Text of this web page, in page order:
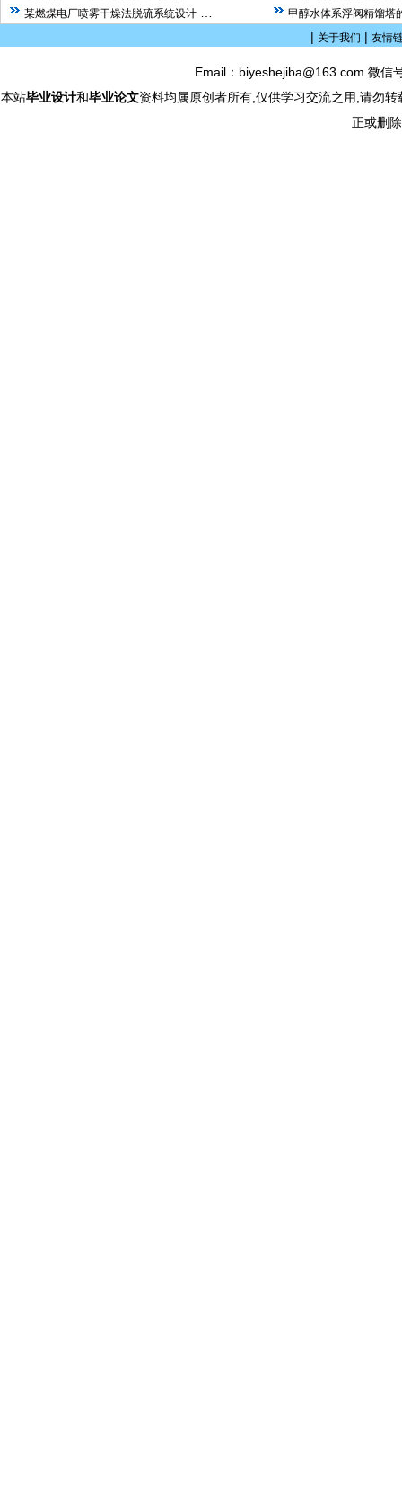
某燃煤电厂喷雾干燥法脱硫系统设计
甲醇水体系浮阀精馏塔
| 关于我们 | 友情
Email：biyeshejiba@163.com 微
本站毕业设计和毕业论文资料均属原创者所有,仅供学习交流之用,请勿
正或删